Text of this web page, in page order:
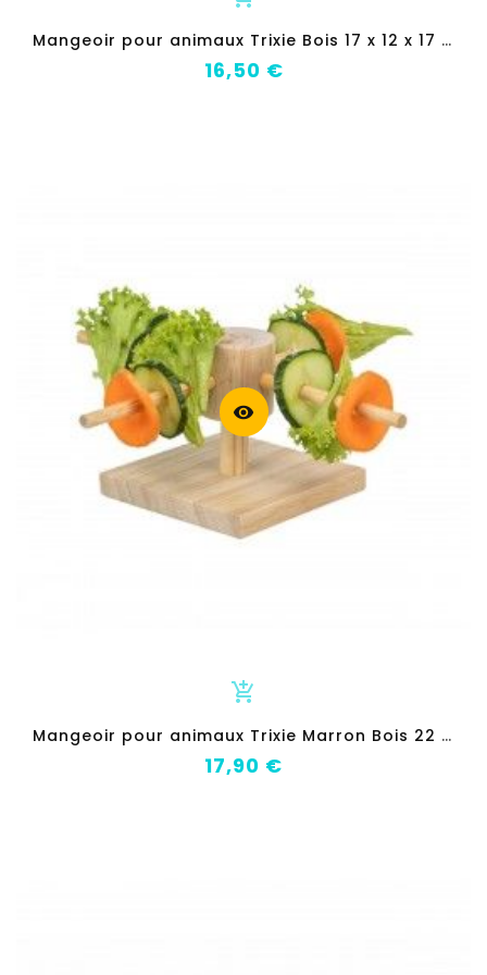
M
angeoir pour animaux Trixie Bois 17 x 12 x 17 cm
Prix
16,50 €
visibility
add_shopping_cart
M
angeoir pour animaux Trixie Marron Bois 22 x 8 x 22 cm
Prix
17,90 €